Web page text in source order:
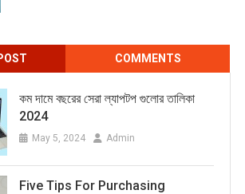
COMMENTS
কম দামে বছরের সেরা ল্যাপটপ গুলোর তালিকা
2024
May 5, 2024 Admin
Five Tips For Purchasing